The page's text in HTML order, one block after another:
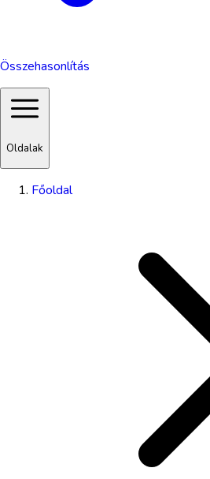
Összehasonlítás
Oldalak
Főoldal